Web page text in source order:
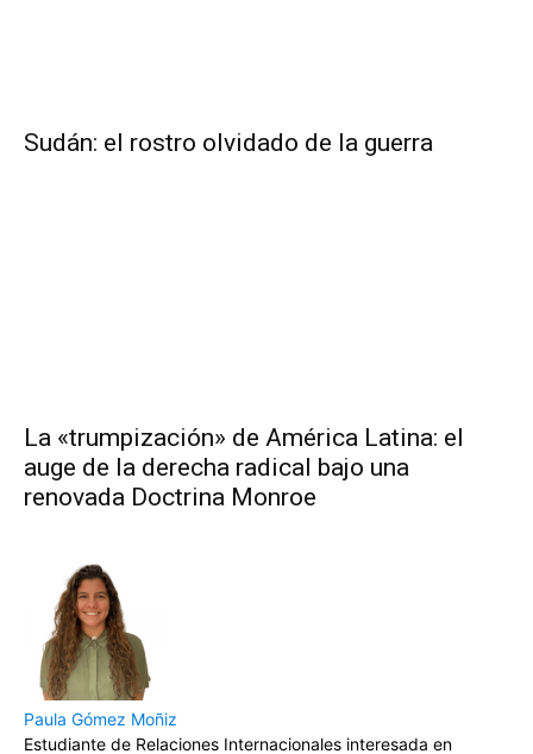
Sudán: el rostro olvidado de la guerra
La «trumpización» de América Latina: el
auge de la derecha radical bajo una
renovada Doctrina Monroe
Paula Gómez Moñiz
Estudiante de Relaciones Internacionales interesada en